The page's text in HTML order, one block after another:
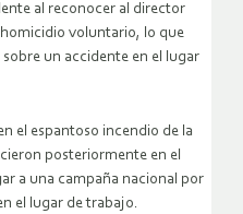
al reconocer al director
voluntario, lo que
un accidente en el lugar
el espantoso incendio de la
posteriormente en el
a una campaña nacional por
el lugar de trabajo.